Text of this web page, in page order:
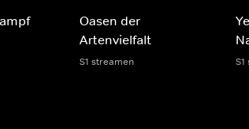
Oasen der
Artenvielfalt
S1 streamen